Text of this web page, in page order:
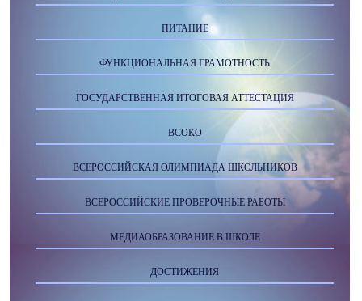
ПИТАНИЕ
ФУНКЦИОНАЛЬНАЯ ГРАМОТНОСТЬ
ГОСУДАРСТВЕННАЯ ИТОГОВАЯ АТТЕСТАЦИЯ
ВСОКО
ВСЕРОССИЙСКАЯ ОЛИМПИАДА ШКОЛЬНИКОВ
ВСЕРОССИЙСКИЕ ПРОВЕРОЧНЫЕ РАБОТЫ
МЕДИАОБРАЗОВАНИЕ В ШКОЛЕ
ДОСТИЖЕНИЯ